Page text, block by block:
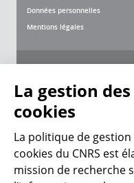
Données personnelles
Mentions légales
La gestion des
cookies
La politique de gestion
cookies du CNRS est
mission de recherche